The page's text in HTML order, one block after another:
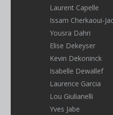
Laurent Capelle
Issam Cherkaoui-
Yousra Dahri
Elise Dekeyser
Kevin Dekoninck
Isabelle Dewallef
Laurence Garcia
Lou Giulianelli
Yves Jabe